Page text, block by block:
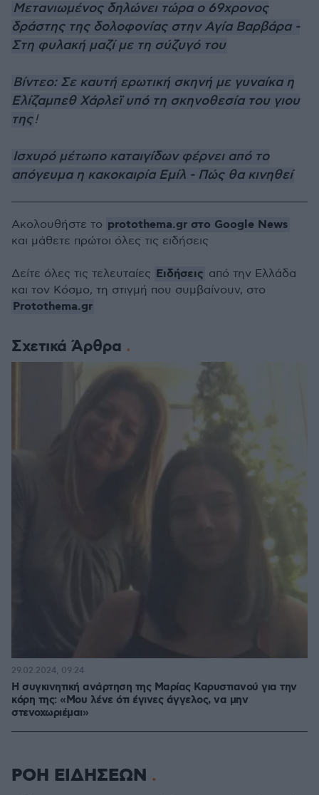
Μετανιωμένος δηλώνει τώρα ο 69χρονος
δράστης της δολοφονίας στην Αγία Βαρβάρα -
Στη φυλακή μαζί με τη σύζυγό του
Βίντεο: Σε καυτή ερωτική σκηνή με γυναίκα η
Ελίζαμπεθ Χάρλεϊ υπό τη σκηνοθεσία του γιου
της!
Ισχυρό μέτωπο καταιγίδων φέρνει από το
απόγευμα η κακοκαιρία Εμίλ - Πώς θα κινηθεί
Σχετικά Άρθρα
Η συγκινητική ανάρτηση της Μαρίας Καρυστιανού για την
κόρη της: «Μου λένε ότι έγινες άγγελος, να μην
στενοχωριέμαι»
29.02.2024, 09:24
Ακολουθήστε το protothema.gr στο Google News
και μάθετε πρώτοι όλες τις ειδήσεις
Δείτε όλες τις τελευταίες Ειδήσεις από την Ελλάδα
και τον Κόσμο, τη στιγμή που συμβαίνουν, στο
Protothema.gr
ΡΟΗ ΕΙΔΗΣΕΩΝ